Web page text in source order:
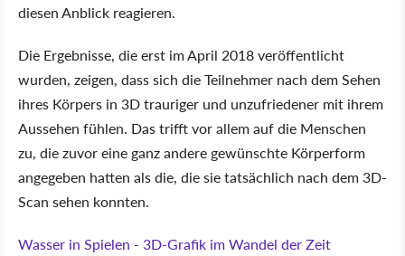
diesen Anblick reagieren.
Die Ergebnisse, die erst im April 2018 veröffentlicht
wurden, zeigen, dass sich die Teilnehmer nach dem Sehen
ihres Körpers in 3D trauriger und unzufriedener mit ihrem
Aussehen fühlen. Das trifft vor allem auf die Menschen
zu, die zuvor eine ganz andere gewünschte Körperform
angegeben hatten als die, die sie tatsächlich nach dem 3D-
Scan sehen konnten.
Wasser in Spielen - 3D-Grafik im Wandel der Zeit